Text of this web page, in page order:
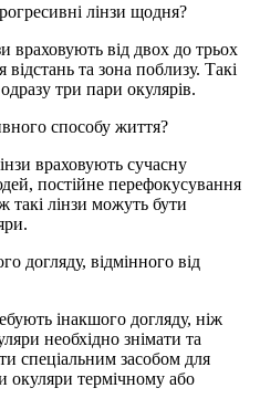
лінзи щодня?
враховують від двох до трьох
та зона поблизу. Такі
три пари окулярів.
способу життя?
враховують сучасну
постійне перефокусування
такі лінзи можуть бути
догляду, відмінного від
інакшого догляду, ніж
необхідно знімати та
спеціальним засобом для
окуляри термічному або